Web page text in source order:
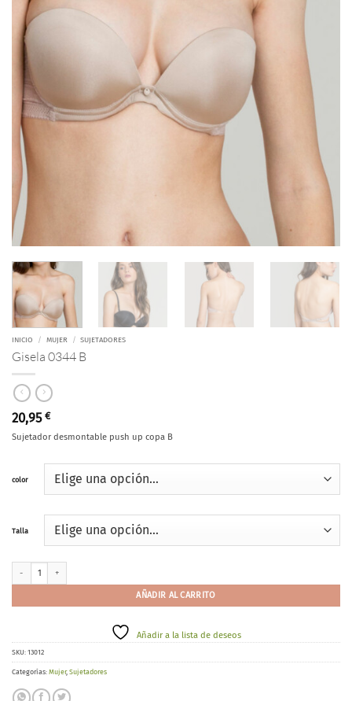
INICIO / MUJER / SUJETADORES
Gisela 0344 B
20,95 €
Sujetador desmontable push up copa B
color
Talla
Gisela 0344 B cantidad
AÑADIR AL CARRITO
Añadir a la lista de deseos
SKU: 13012
Categorías: Mujer, Sujetadores